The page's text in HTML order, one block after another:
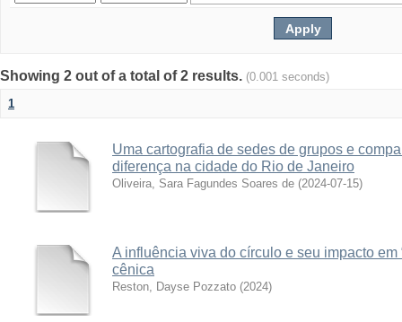
Showing 2 out of a total of 2 results. (0.001 seconds)
1
Uma cartografia de sedes de grupos e
diferença na cidade do Rio de Janeiro
Oliveira, Sara Fagundes Soares de (2024-07-15)
A influência viva do círculo e seu impacto em
cênica
Reston, Dayse Pozzato (2024)